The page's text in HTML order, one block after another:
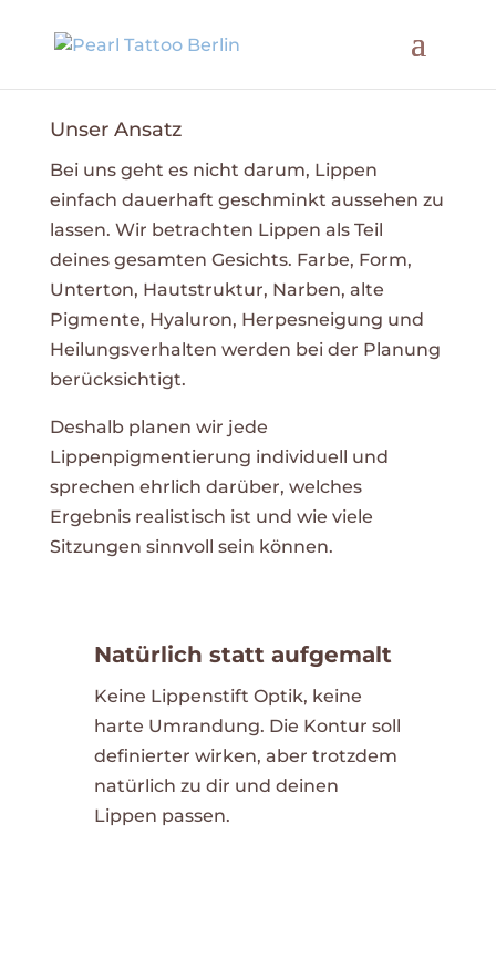
Unser Ansatz
Bei uns geht es nicht darum, Lippen
einfach dauerhaft geschminkt aussehen zu
lassen. Wir betrachten Lippen als Teil
deines gesamten Gesichts. Farbe, Form,
Unterton, Hautstruktur, Narben, alte
Pigmente, Hyaluron, Herpesneigung und
Heilungsverhalten werden bei der Planung
berücksichtigt.
Deshalb planen wir jede
Lippenpigmentierung individuell und
sprechen ehrlich darüber, welches
Ergebnis realistisch ist und wie viele
Sitzungen sinnvoll sein können.
Natürlich statt aufgemalt
Keine Lippenstift Optik, keine
harte Umrandung. Die Kontur soll
definierter wirken, aber trotzdem
natürlich zu dir und deinen
Lippen passen.